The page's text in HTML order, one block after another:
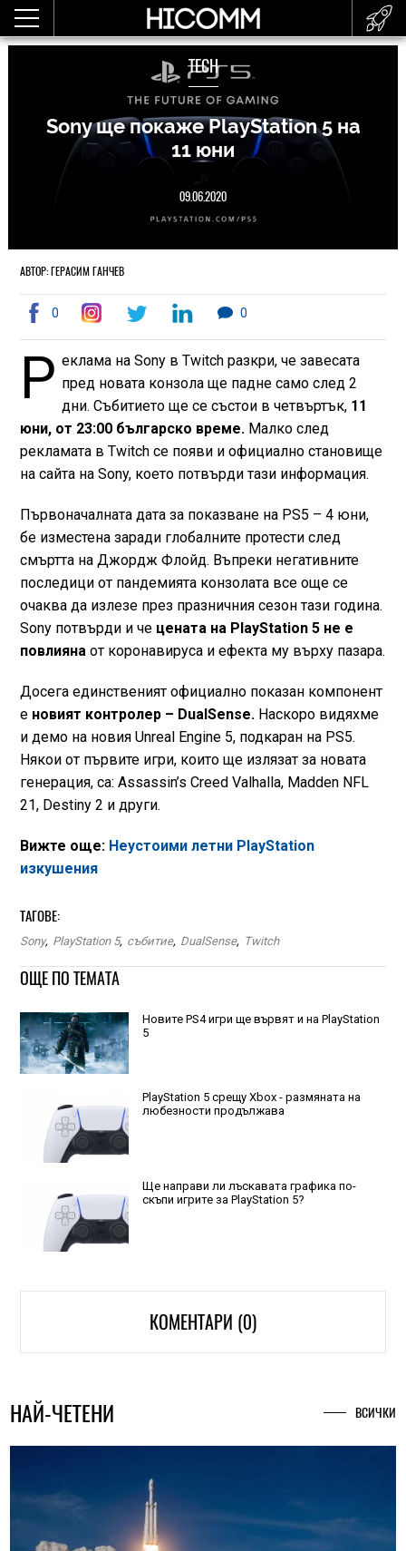
TECH
Sony ще покаже PlayStation 5 на
11 юни
09.06.2020
АВТОР: ГЕРАСИМ ГАНЧЕВ
0 0
Р еклама на Sony в Twitch разкри, че завесата
пред новата конзола ще падне само след 2
дни. Събитието ще се състои в четвъртък, 11
юни, от 23:00 българско време.Малко след
рекламата в Twitch се появи и официално становище
на сайта на Sony, което потвърди тази информация.
Първоначалната дата за показване на PS5 – 4 юни,
бе изместена заради глобалните протести след
смъртта на Джордж Флойд. Въпреки негативните
последици от пандемията конзолата все още се
очаква да излезе през празничния сезон тази година.
Sony потвърди и че цената на PlayStation 5 не е
повлиянаот коронавируса и ефекта му върху пазара.
Досега единственият официално показан компонент
е новият контролер – DualSense.Наскоро видяхме
и демо на новия Unreal Engine 5, подкаран на PS5.
Някои от първите игри, които ще излязат за новата
генерация, са: Assassin’s Creed Valhalla, Madden NFL
21, Destiny 2 и други.
Вижте още: Неустоими летни PlayStation
изкушения
ТАГОВЕ:
Sony, PlayStation 5, събитие, DualSense, Twitch
ОЩЕ ПО ТЕМАТА
Новите PS4 игри ще вървят и на PlayStation
5
PlayStation 5 срещу Xbox - размяната на
любезности продължава
Ще направи ли лъскавата графика по-
скъпи игрите за PlayStation 5?
КОМЕНТАРИ (0)
НАЙ-ЧЕТЕНИ ВСИЧКИ